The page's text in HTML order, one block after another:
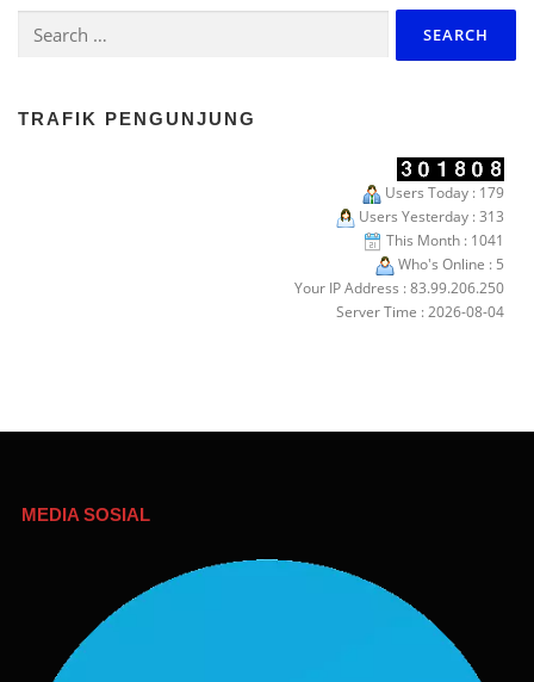
for:
TRAFIK PENGUNJUNG
Users Today : 179
Users Yesterday : 313
This Month : 1041
Who's Online : 5
Your IP Address : 83.99.206.250
Server Time : 2026-08-04
MEDIA SOSIAL